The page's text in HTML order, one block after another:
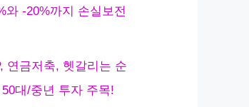
와 -20%까지 손실보전
연금저축, 헷갈리는 순
대/중년 투자 주목!